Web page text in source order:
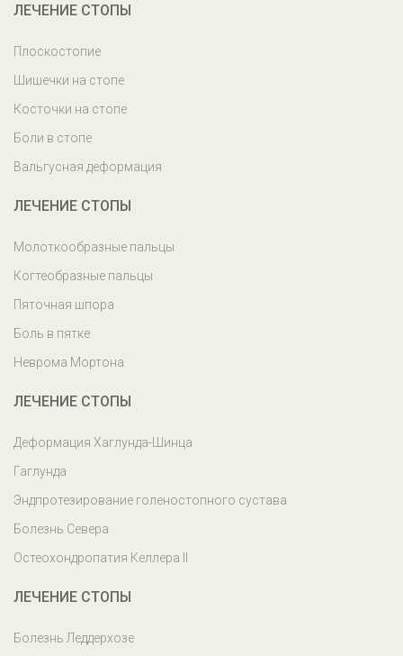
ЛЕЧЕНИЕ СТОПЫ
Плоскостопие
Шишечки на стопе
Косточки на стопе
Боли в стопе
Вальгусная деформация
ЛЕЧЕНИЕ СТОПЫ
Молоткообразные пальцы
Когтеобразные пальцы
Пяточная шпора
Боль в пятке
Неврома Мортона
ЛЕЧЕНИЕ СТОПЫ
Деформация Хаглунда-Шинца
Гаглунда
Эндпротезирование голеностопного сустава
Болезнь Севера
Остеохондропатия Келлера II
ЛЕЧЕНИЕ СТОПЫ
Болезнь Леддерхозе